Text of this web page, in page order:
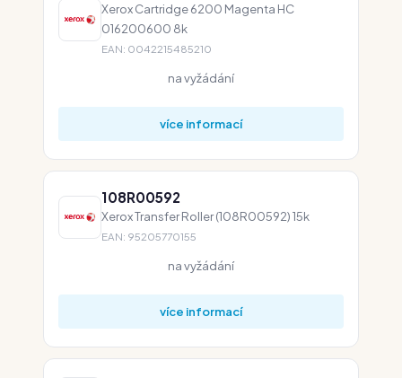
Xerox Cartridge 6200 Magenta HC
016200600 8k
EAN: 0042215485210
na vyžádání
více informací
108R00592
Xerox Transfer Roller (108R00592) 15k
EAN: 95205770155
na vyžádání
více informací